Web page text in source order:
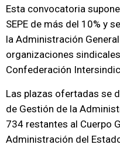
Esta convocatoria
SEPE de más del 10% y
la Administración
organizaciones sindicales
Confederación
Las plazas ofertadas se
de Gestión de la
734 restantes al Cuerpo
Administración del